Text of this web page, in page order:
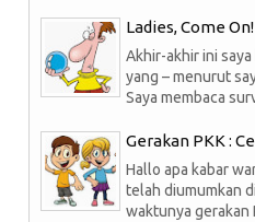
Ladies, Come On!
Akhir-akhir ini
yang – menurut
Saya membaca
Gerakan PKK :
Hallo apa kabar
telah diumumkan
waktunya gerakan